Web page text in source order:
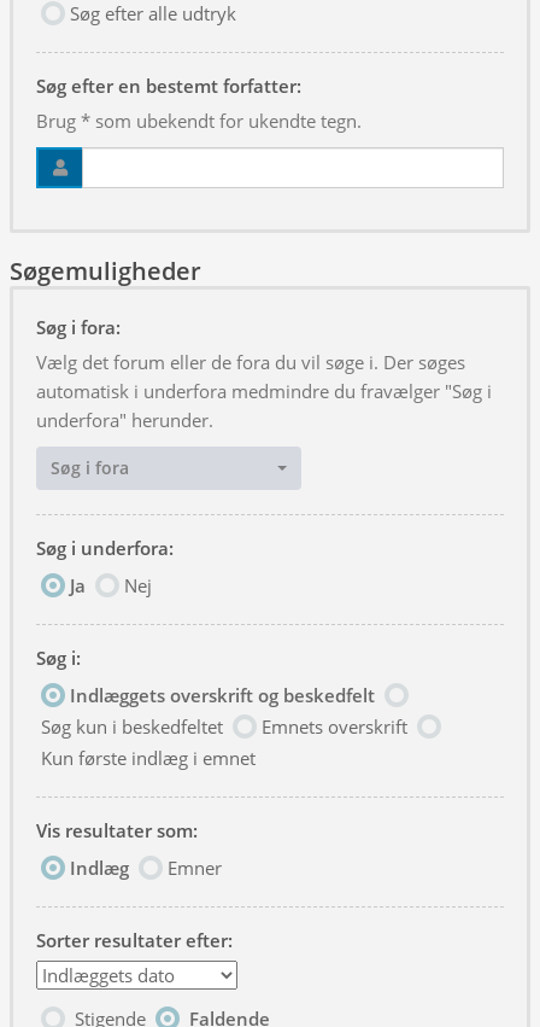
Søg efter alle udtryk
Søg efter en bestemt forfatter:
Brug * som ubekendt for ukendte tegn.
Søgemuligheder
Søg i fora:
Vælg det forum eller de fora du vil søge i. Der søges
automatisk i underfora medmindre du fravælger "Søg i
underfora" herunder.
Søg i fora
Søg i underfora:
Ja
Nej
Søg i:
Indlæggets overskrift og beskedfelt
Søg kun i beskedfeltet
Emnets overskrift
Kun første indlæg i emnet
Vis resultater som:
Indlæg
Emner
Sorter resultater efter:
Stigende Faldende